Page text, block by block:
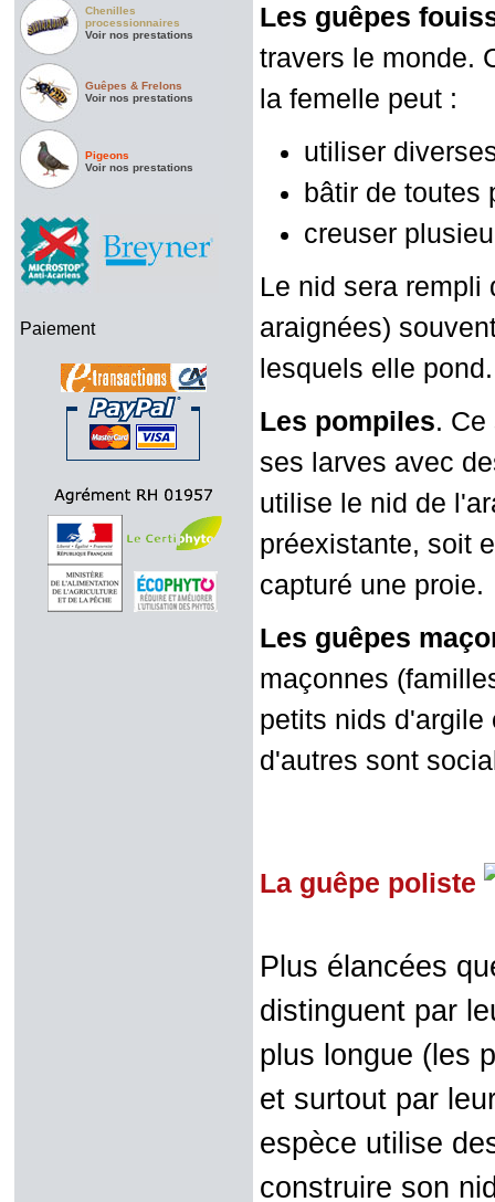
Chenilles
processionnaires
Voir nos prestations
Guêpes & Frelons
Voir nos prestations
Pigeons
Voir nos prestations
Paiement
Les guêpes
travers le monde.
la femelle peut :
utiliser
bâtir de toutes
creuser
Le nid sera rempli
araignées)
lesquels elle pond.
Les pompiles. Ce
ses larves avec
utilise le nid de
préexistante, soit
capturé une proie.
Les guêpes
maçonnes
petits nids d'argile
d'autres sont
La guêpe poliste
Plus élancées
distinguent par
plus longue (les
et surtout par
espèce utilise
construire son